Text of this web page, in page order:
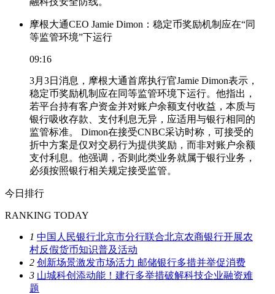
摩根大通CEO Jamie Dimon：稳定币奖励机制应在“同
等监管环境”下运行
09:16
3月3日消息，摩根大通首席执行官Jamie Dimon表示，
稳定币奖励机制应在同等监管环境下运行。他指出，
若平台持有客户资金并对账户余额支付收益，本质与
银行吸收存款、支付利息无异，应适用与银行相同的
监管标准。 Dimon在接受CNBC采访时称，可接受的
折中方案是仅对交易行为提供奖励，而非对账户余额
支付利息。他强调，否则此类业务就属于银行业务，
必须按照银行相关规定接受监管。
今日排行
RANKING TODAY
1 中国人民银行北京市分行联合北京农商银行开展农
村反假货币知识普及活动
2 创新场景激发市场活力 邮储银行多措并举促消费
3 山城科创添动能！建行多举措破解科技企业融资难
题